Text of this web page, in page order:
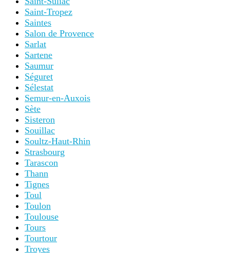
Saint-Tropez
Saintes
Salon de Provence
Sarlat
Sartene
Saumur
Séguret
Sélestat
Semur-en-Auxois
Sète
Sisteron
Souillac
Soultz-Haut-Rhin
Strasbourg
Tarascon
Thann
Tignes
Toul
Toulon
Toulouse
Tours
Tourtour
Troyes